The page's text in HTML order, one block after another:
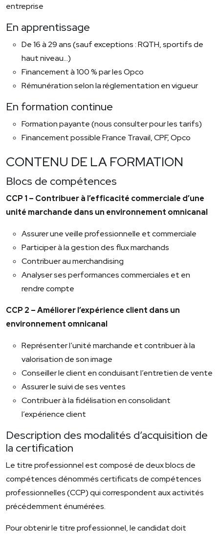
entreprise
En apprentissage
De 16 à 29 ans (sauf exceptions : RQTH, sportifs de
haut niveau…)
Financement à 100 % par les Opco
Rémunération selon la réglementation en vigueur
En formation continue
Formation payante (nous consulter pour les tarifs)
Financement possible France Travail, CPF, Opco
CONTENU DE LA FORMATION
Blocs de compétences
CCP 1 – Contribuer à l’efficacité commerciale d’une
unité marchande dans un environnement omnicanal
Assurer une veille professionnelle et commerciale
Participer à la gestion des flux marchands
Contribuer au merchandising
Analyser ses performances commerciales et en
rendre compte
CCP 2 – Améliorer l’expérience client dans un
environnement omnicanal
Représenter l’unité marchande et contribuer à la
valorisation de son image
Conseiller le client en conduisant l’entretien de vente
Assurer le suivi de ses ventes
Contribuer à la fidélisation en consolidant
l’expérience client
Description des modalités d’acquisition de
la certification
Le titre professionnel est composé de deux blocs de
compétences dénommés certificats de compétences
professionnelles (CCP) qui correspondent aux activités
précédemment énumérées.
Pour obtenir le titre professionnel, le candidat doit